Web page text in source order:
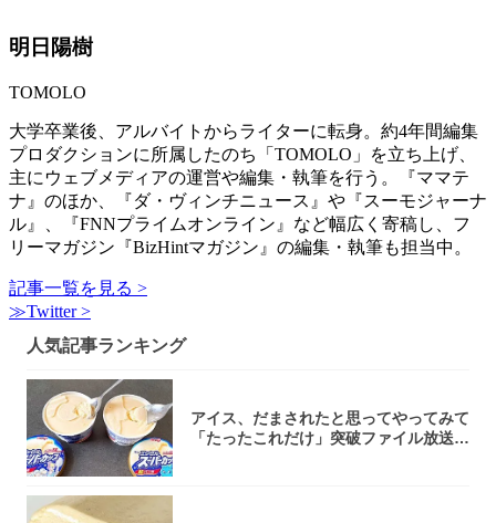
明日陽樹
TOMOLO
大学卒業後、アルバイトからライターに転身。約4年間編集
プロダクションに所属したのち「TOMOLO」を立ち上げ、
主にウェブメディアの運営や編集・執筆を行う。『ママテ
ナ』のほか、『ダ・ヴィンチニュース』や『スーモジャーナ
ル』、『FNNプライムオンライン』など幅広く寄稿し、フ
リーマガジン『BizHintマガジン』の編集・執筆も担当中。
記事一覧を見る >
≫Twitter >
人気記事ランキング
アイス、だまされたと思ってやってみて
「たったこれだけ」突破ファイル放送で